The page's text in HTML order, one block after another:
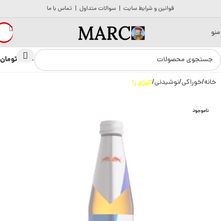
قوانین و شرایط سایت | سوالات متداول | تماس با ما
منو
0 تومان
خانه خوراکی نوشیدنی انرژی زا
ناموجود